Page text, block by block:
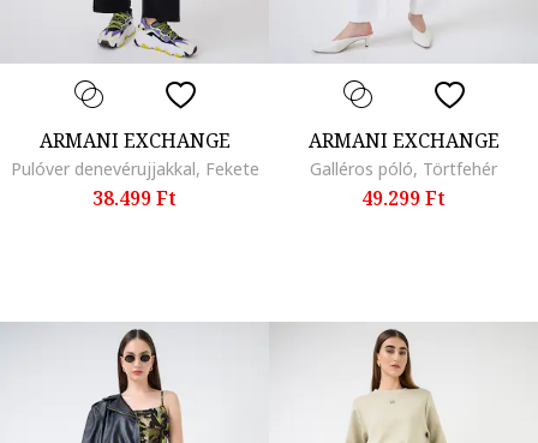
ARMANI EXCHANGE
Pulóver denevérujjakkal, Fekete
38.499 Ft
ARMANI EXCHANGE
Galléros póló, Törtfehér
49.299 Ft